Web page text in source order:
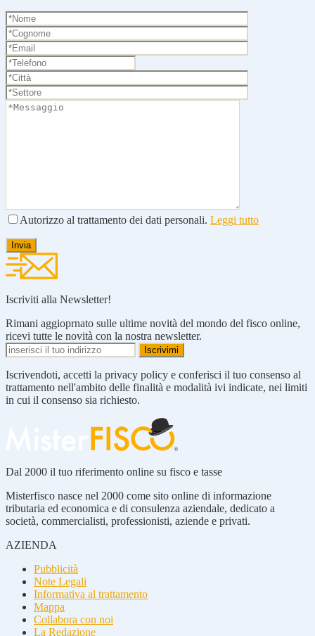
Autorizzo al trattamento dei dati personali. Leggi tutto
Iscriviti alla Newsletter!
Rimani aggioprnato sulle ultime novità del mondo del fisco online,
ricevi tutte le novità con la nostra newsletter.
Iscrivendoti, accetti la privacy policy e conferisci il tuo consenso al
trattamento nell'ambito delle finalità e modalità ivi indicate, nei limiti
in cui il consenso sia richiesto.
Dal 2000 il tuo riferimento online su fisco e tasse
Misterfisco nasce nel 2000 come sito online di informazione
tributaria ed economica e di consulenza aziendale, dedicato a
società, commercialisti, professionisti, aziende e privati.
AZIENDA
Pubblicità
Note Legali
Informativa al trattamento
Mappa
Collabora con noi
La Redazione